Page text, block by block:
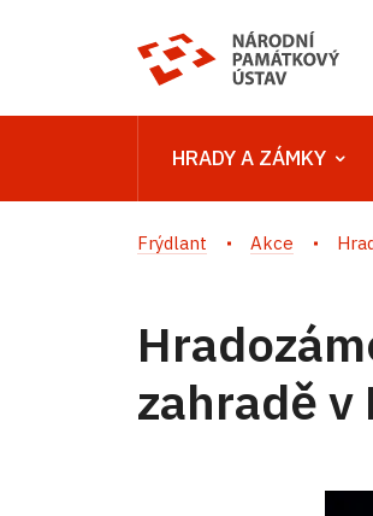
HRADY A ZÁMKY
Frýdlant Akce
zahradě